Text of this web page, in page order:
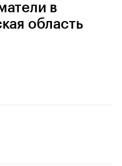
в
область